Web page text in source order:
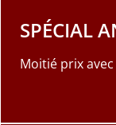
SPÉCIAL
Moitié prix